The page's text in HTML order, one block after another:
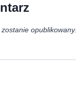
opublikowany.